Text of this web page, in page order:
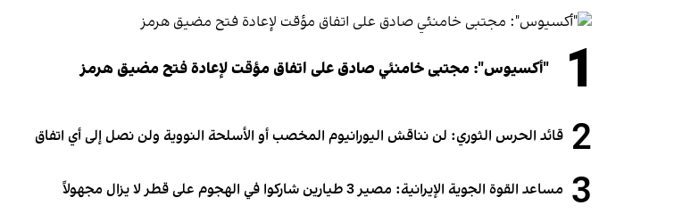
1 "أكسيوس": مجتبى خامنئي صادق على اتفاق مؤقت لإعادة فتح مضيق هرمز
2 قائد الحرس الثوري: لن نناقش اليورانيوم المخصب أو الأسلحة النووية ولن نصل إلى أي اتفاق
3 مساعد القوة الجوية الإيرانية: مصير 3 طيارين شاركوا في الهجوم على قطر لا يزال مجهولاً